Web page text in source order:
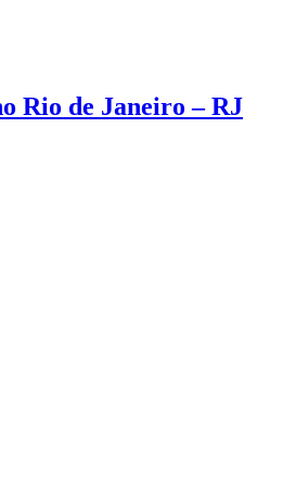
Rio de Janeiro – RJ